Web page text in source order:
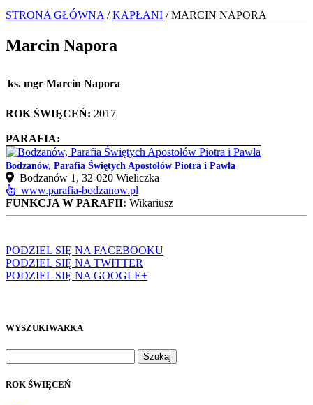
STRONA GŁÓWNA /KAPŁANI / MARCIN NAPORA
Marcin Napora
ks. mgr Marcin Napora
ROK ŚWIĘCEŃ: 2017
PARAFIA:
Bodzanów, Parafia Świętych Apostołów Piotra i Pawła
Bodzanów 1, 32-020 Wieliczka
www.parafia-bodzanow.pl
FUNKCJA W PARAFII: Wikariusz
PODZIEL SIĘ NA FACEBOOKU
PODZIEL SIĘ NA TWITTER
PODZIEL SIĘ NA GOOGLE+
WYSZUKIWARKA
ROK ŚWIĘCEŃ